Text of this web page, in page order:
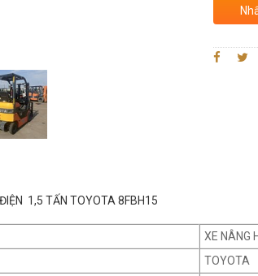
1,5 TẤN TOYOTA 8FBH15
XE NÂNG
TOYOTA